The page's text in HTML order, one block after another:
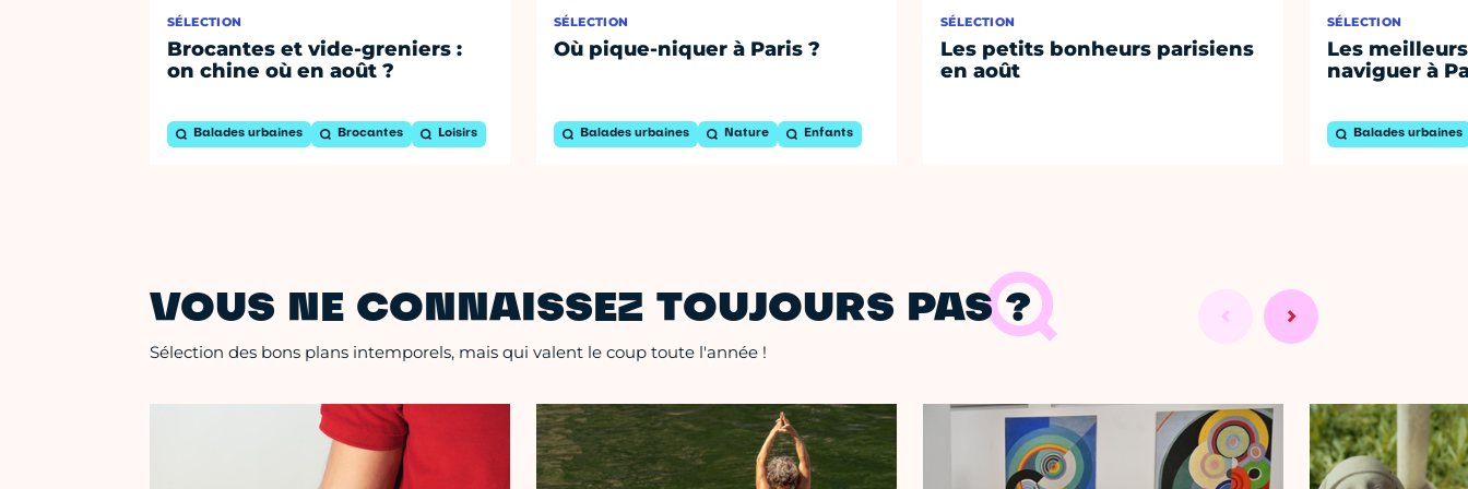
SÉLECTION
Brocantes et vide-greniers :
on chine où en août ?
Balades urbaines Brocantes Loisirs
SÉLECTION
Où pique-niquer à Paris ?
Balades urbaines Nature Enfants
SÉLECTION
Les petits bonheurs parisiens
en août
SÉLECTION
Les
naviguer à
Balades urbaines
VOUS NE CONNAISSEZ TOUJOURS PAS ?
Sélection des bons plans intemporels, mais qui valent le coup toute l'année !